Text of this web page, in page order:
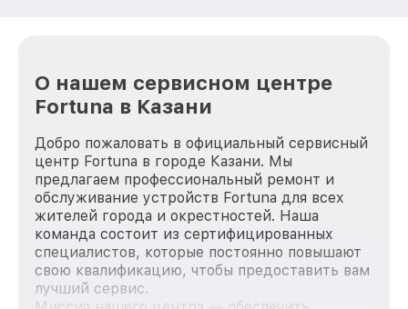
О нашем сервисном центре
Fortuna в Казани
Добро пожаловать в официальный сервисный
центр Fortuna в городе Казани. Мы
предлагаем профессиональный ремонт и
обслуживание устройств Fortuna для всех
жителей города и окрестностей. Наша
команда состоит из сертифицированных
специалистов, которые постоянно повышают
свою квалификацию, чтобы предоставить вам
лучший сервис.